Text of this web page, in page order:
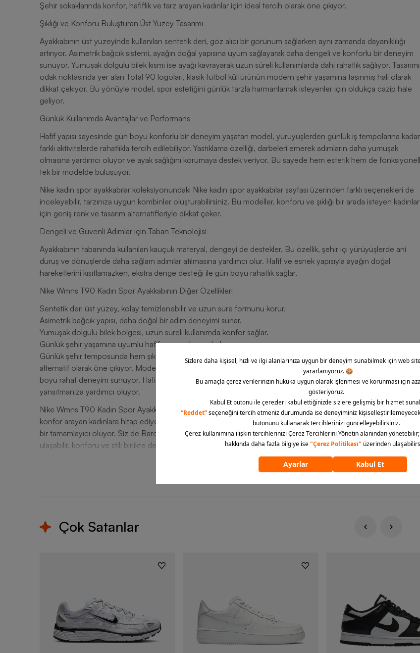
Şehir sokaklarında konfor, hafiflik ve tarz arayan kadınlar için ideal tercih olarak öne çıkıyor.
Şıklığı ve Konforu Buluşturan Üst Yüzey Tasarımı
Ayakkabının üst yüzeyinde kullanılan sentetik deri, göz alıcı bir görünüm sağlarken aynı zamanda dayanıklılığı
artırıyor. Asimetrik bağcık sistemi, ayağın doğal yapısına uyum sağlayarak daha dengeli ve konforlu bir deneyim
sunuyor. Yumuşak dolgulu bilek kısmı ise ayağı kavrayarak uzun süreli kullanımlarda dahi rahatlık sağlıyor.
odak noktasında yer alan Total 90 logoları, klasik futbol kültürünün modern şehir yaşamına taşınmış hali olarak
dikkat çekiyor. Bu yönüyle model, spor estetiğini günlük tarzla harmanlamak isteyenler için oldukça cazip hale
geliyor.
Günlük Kullanımda Avantajlar ve Performans
Hafif yapısı sayesinde gün boyu konforlu bir deneyim yaşatan model, yürüyüşlerden günlük iş tempolarına kadar
farklı aktivitelerde rahatlıkla tercih edilebiliyor. Yastıklama özelliği, darbeleri emerek adımların daha yumuşak
olmasına yardımcı oluyor ve ayak sağlığını korumaya destek veriyor. Bu sayede hem estetik hem de
tek bir modelde buluşuyor.
Nike kadın spor ayakkabılar koleksiyonundaki Nike kadın spor ayakkabılar sayfası üzerinden farklı seçenekleri de
inceleyebilir, tarzınıza uygun kombinler oluşturabilirsiniz. Bu modeller, konforu ve şıklığı bir arada isteyen kadınlar
için geniş renk ve tasarım alternatifleriyle dikkat çeker.
Dengeli ve Güvenli Adımlar için Taban Teknolojisi
Ayakkabının tabanında kullanılan kauçuk materyal, dengeyi de destekler. Bu özellik, şehir içi yürüyüşlerde ani
duruş ve dönüşlerde daha sağlam adımlar atılmasına yardımcı olur. Hafif ve esnek yapısıyla ayağın doğal
hareketlerini kısıtlamazken, ekstra denge desteği ile gün boyu rahatlık sağlar.
Nike Wmns T90 Kadın Spor Ayakkabının Diğer Özellikleri
Sentetik deri üst yüzey, kolay temizlenebilir ve uzun süre formunu korur.
Asimetrik bağcık yapısı, daha doğal bir adım deneyimi sunar.
Yumuşak dolgulu bilek bölgesi, uzun süreli kullanımda konfor sağlar.
Günlük şehir yaşamına uyumlu hafif ve esnek yapıdadır.
Günlük şehir temposunda hem şık hem de fonksiyonel spor ayakkabı arayanlar için Nike Wmns T90, güçlü bir
alternatif olarak öne çıkıyor. Modern tasarımıyla kıyafetlerle kolayca uyum sağlarken, konfor odaklı yapısı gün
boyu rahat deneyim sunuyor. Hafifliği, dengeli taban yapısı ve dikkat çekici detayları sayesinde her adımda
yansıtmanıza yardımcı oluyor.
Nike Wmns T90 Kadın Spor Ayakkabı, ikonik detaylarını modern bir yorumla yeniden sunarak hem tarz hem de
konfor arayan kadınlara hitap ediyor. Uzun süreli kullanıma uygun, estetik ve hafif yapısıyla günlük yaşamda güçlü
bir tamamlayıcı oluyor. Siz de Barcin.com üzerinden Nike Wmns T90 Kadın Spor Ayakkabı modeline tek tıkla
ulaşabilir, konforu ve stili birlikte deneyimleyebilirsiniz.
Çok Satanlar